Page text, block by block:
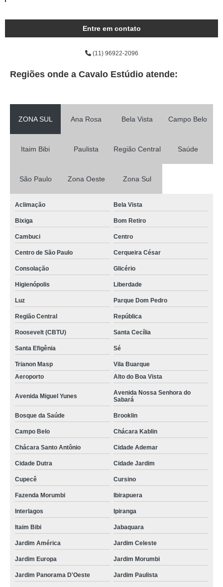
Entre em contato
(11) 96922-2096
Regiões onde a Cavalo Estúdio atende:
ZONA SUL Ana Rosa Bela Vista Campo Belo
Itaim Bibi Paulista Região Central Saúde
São Paulo Zona Oeste Zona Sul
Aclimação Bela Vista
Bixiga Bom Retiro
Cambuci Centro
Centro de São Paulo Cerqueira César
Consolação Glicério
Higienópolis Liberdade
Luz Parque Dom Pedro
Região Central República
Roosevelt (CBTU) Santa Cecília
Santa Efigênia Sé
Trianon Masp
Vila Buarque
Aeroporto
Alto do Boa Vista
Avenida Miguel Yunes
Avenida Nossa Senhora do
Sabará
Bosque da Saúde Brooklin
Campo Belo Chácara Kablin
Chácara Santo Antônio Cidade Ademar
Cidade Dutra Cidade Jardim
Cupecê Cursino
Fazenda Morumbi Ibirapuera
Interlagos Ipiranga
Itaim Bibi Jabaquara
Jardim América Jardim Celeste
Jardim Europa Jardim Morumbi
Jardim Panorama D'Oeste Jardim Paulista